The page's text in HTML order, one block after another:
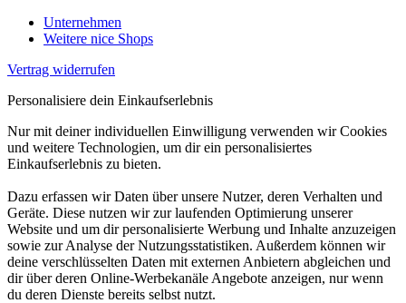
Unternehmen
Weitere nice Shops
Vertrag widerrufen
Personalisiere dein Einkaufserlebnis
Nur mit deiner individuellen Einwilligung verwenden wir Cookies
und weitere Technologien, um dir ein personalisiertes
Einkaufserlebnis zu bieten.
Dazu erfassen wir Daten über unsere Nutzer, deren Verhalten und
Geräte. Diese nutzen wir zur laufenden Optimierung unserer
Website und um dir personalisierte Werbung und Inhalte anzuzeigen
sowie zur Analyse der Nutzungsstatistiken. Außerdem können wir
deine verschlüsselten Daten mit externen Anbietern abgleichen und
dir über deren Online-Werbekanäle Angebote anzeigen, nur wenn
du deren Dienste bereits selbst nutzt.